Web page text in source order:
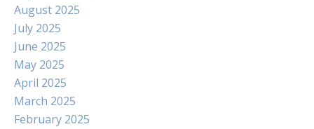
August 2025
July 2025
June 2025
May 2025
April 2025
March 2025
February 2025